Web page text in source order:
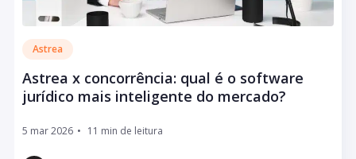
Astrea
Astrea x concorrência: qual é o software
jurídico mais inteligente do mercado?
5 mar 2026 •